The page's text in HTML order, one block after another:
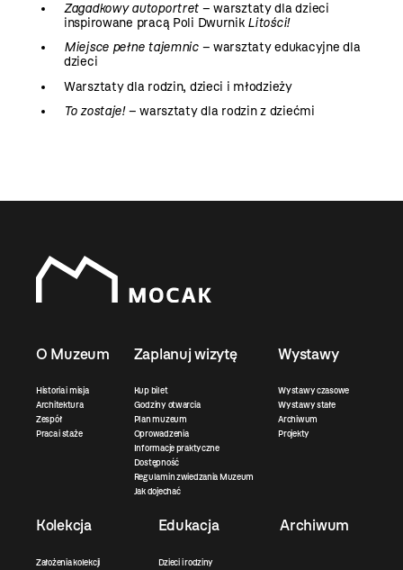
Zagadkowy autoportret – warsztaty dla dzieci
inspirowane pracą Poli Dwurnik Litości!
Miejsce pełne tajemnic – warsztaty edukacyjne dla
dzieci
Warsztaty dla rodzin, dzieci i młodzieży
To zostaje!– warsztaty dla rodzin z dziećmi
O Muzeum
Historia i misja
Architektura
Zespół
Praca i staże
Zaplanuj wizytę
Kup bilet
Godziny otwarcia
Plan muzeum
Oprowadzenia
Informacje praktyczne
Dostępność
Regulamin zwiedzania Muzeum
Jak dojechać
Wystawy
Wystawy czasowe
Wystawy stałe
Archiwum
Projekty
Kolekcja
Założenia kolekcji
Edukacja
Dzieci i rodziny
Archiwum